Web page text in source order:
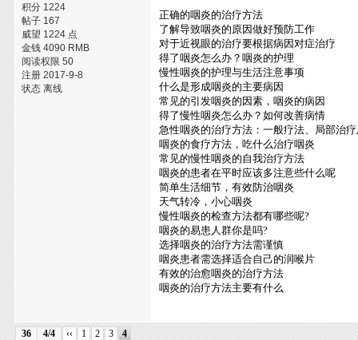
积分 1224
帖子 167
威望 1224 点
金钱 4090 RMB
阅读权限 50
注册 2017-9-8
状态 离线
正确的咽炎的治疗方法
了解导致咽炎的原因做好预防工作
对于近视眼的治疗要根据病因对症治疗
得了咽炎怎么办？咽炎的护理
慢性咽炎的护理与生活注意事项
什么是形成咽炎的主要病因
常见的引发咽炎的因素，咽炎的病因
得了慢性咽炎怎么办？如何改善病情
急性咽炎的治疗方法：一般疗法、局部治
咽炎的食疗方法，吃什么治疗咽炎
常见的慢性咽炎的自我治疗方法
咽炎的患者在平时应该多注意些什么呢
简单生活细节，有效防治咽炎
天气转冷，小心咽炎
慢性咽炎的检查方法都有哪些呢?
咽炎的易患人群你是吗?
选择咽炎的治疗方法需谨慎
咽炎患者需选择适合自己的润喉片
有效的治愈咽炎的治疗方法
咽炎的治疗方法主要有什么
36 4/4 ‹‹ 1 2 3 4